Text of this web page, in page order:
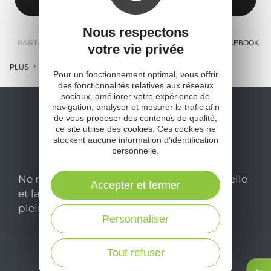
PARTAGER : MESSENGER FACEBOOK
PLUS
Ne manquez pas notre newsletter mensuelle
et laissez-vous inspirer pour profiter
pleinement de votre séjour en Aveyron.
Je m'abonne ici
Nous respectons
votre vie privée
Pour un fonctionnement optimal, vous offrir
des fonctionnalités relatives aux réseaux
sociaux, améliorer votre expérience de
navigation, analyser et mesurer le trafic afin
de vous proposer des contenus de qualité,
ce site utilise des cookies. Ces cookies ne
stockent aucune information d'identification
personnelle.
Tout refuser
Personnaliser
Accepter et fermer